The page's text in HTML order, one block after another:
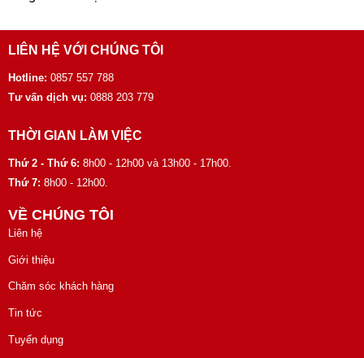
LIÊN HỆ VỚI CHÚNG TÔI
Hotline: 0857 557 788
Tư vấn dịch vụ: 0888 203 779
THỜI GIAN LÀM VIỆC
Thứ 2 - Thứ 6: 8h00 - 12h00 và 13h00 - 17h00.
Thứ 7: 8h00 - 12h00.
VỀ CHÚNG TÔI
Liên hệ
Giới thiệu
Chăm sóc khách hàng
Tin tức
Tuyển dụng